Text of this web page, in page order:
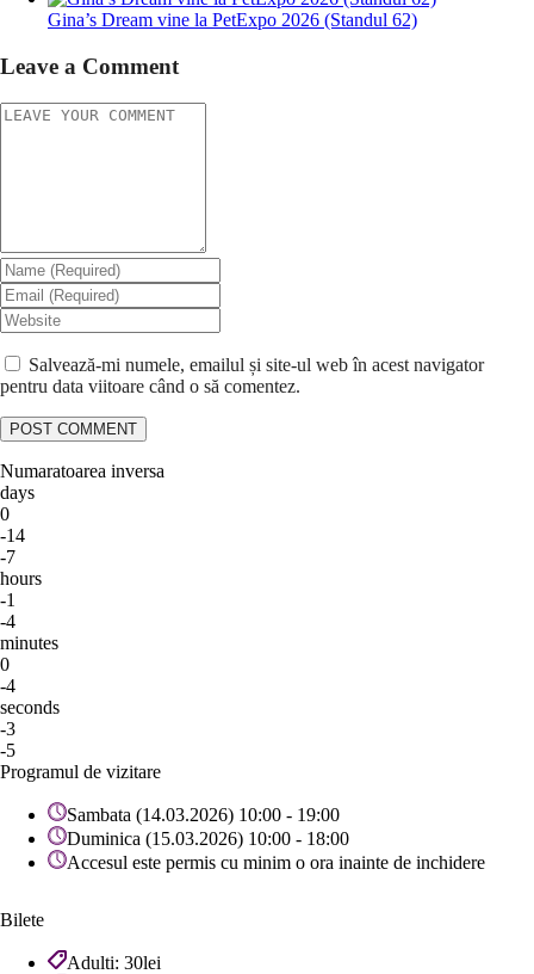
Gina’s Dream vine la PetExpo 2026 (Standul 62)
Leave a Comment
Salvează-mi numele, emailul și site-ul web în acest navigator
pentru data viitoare când o să comentez.
Numaratoarea inversa
days
0
-14
-7
hours
-1
-4
minutes
0
-4
seconds
-3
-5
Programul de vizitare
Sambata (14.03.2026) 10:00 - 19:00
Duminica (15.03.2026) 10:00 - 18:00
Accesul este permis cu minim o ora inainte de inchidere
Bilete
Adulti: 30lei